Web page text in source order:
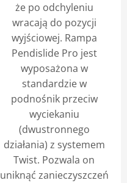
że po odchyleniu
wracają do pozycji
wyjściowej. Rampa
Pendislide Pro jest
wyposażona w
standardzie w
podnośnik przeciw
wyciekaniu
(dwustronnego
działania) z systemem
Twist. Pozwala on
uniknąć zanieczyszczeń